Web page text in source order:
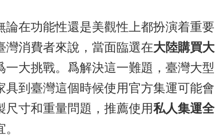
在功能性還是美觀性上都扮演着重要
消費者來說，當面臨選在大陸購買大
大挑戰。爲解決這一難題，臺灣大型
到臺灣這個時候使用官方集運可能會
寸和重量問題，推薦使用私人集運全